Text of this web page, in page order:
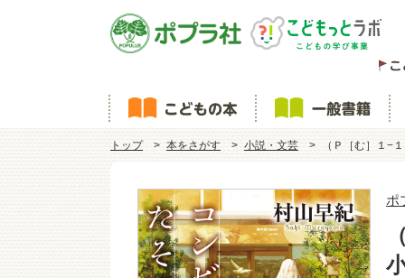
トップ 本をさがす 小説・文芸 （Ｐ［む］１−
ポ